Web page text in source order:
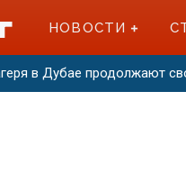
НОВОСТИ
в Дубае продолжают